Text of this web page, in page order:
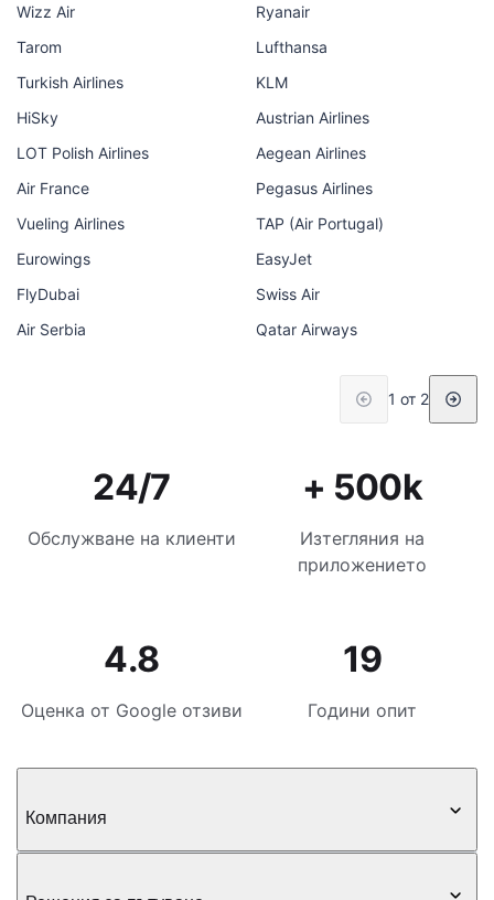
Wizz Air
Ryanair
Tarom
Lufthansa
Turkish Airlines
KLM
HiSky
Austrian Airlines
LOT Polish Airlines
Aegean Airlines
Air France
Pegasus Airlines
Vueling Airlines
TAP (Air Portugal)
Eurowings
EasyJet
FlyDubai
Swiss Air
Air Serbia
Qatar Airways
1 от 2
24/7
Обслужване на клиенти
+ 500k
Изтегляния на
приложението
4.8
Оценка от Google отзиви
19
Години опит
Компания